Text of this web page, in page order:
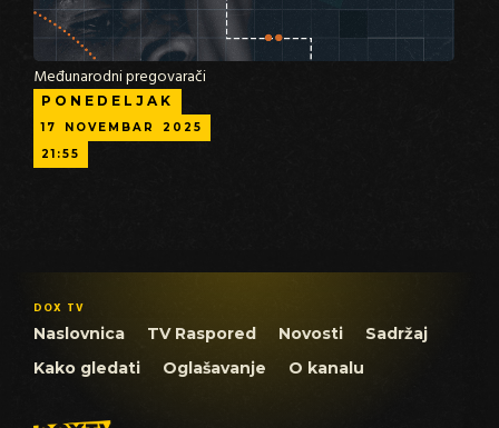
Međunarodni pregovarači
PONEDELJAK
17 NOVEMBAR
2025
21:55
DOX TV
Naslovnica TV Raspored Novosti
Sadržaj
Kako gledati
Oglašavanje O kanalu